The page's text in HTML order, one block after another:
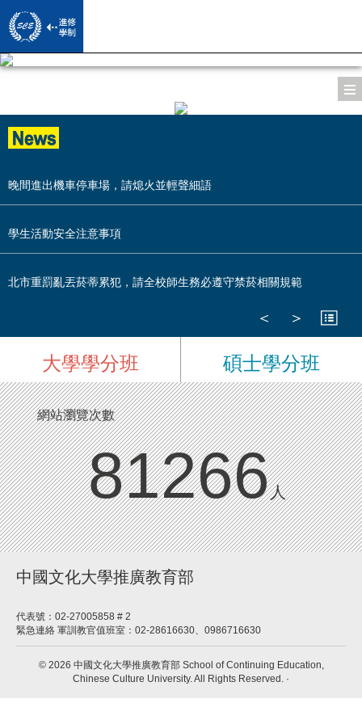
系所簡介
系所沿革/歷屆主任
修課規定
學習地圖
論文規範
提報流程
格式規定
其他相關規定
活動影音
活動照片
活動影音
學習成果
榮譽榜
校友園地
校友網
畢業生流向調查
相關連結
招生資訊
晚間進出機車停車場，請熄火並輕聲細語
學生活動安全注意事項
北市重罰亂丟菸蒂累犯，請全校師生務必遵守禁菸相關規範
＞
＜
大學學分班 碩士學分班
網站瀏覽次數
81266人
中國文化大學推廣教育部
代表號：02-27005858 # 2
緊急連絡 軍訓教官值班室：02-28616630、0986716630
© 2026 中國文化大學推廣教育部 School of Continuing Education,
Chinese Culture University. All Rights Reserved. ·